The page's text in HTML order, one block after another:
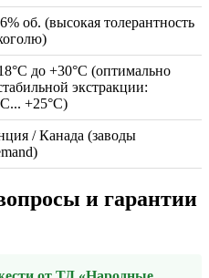
об. (высокая толерантность
до +30°C (оптимально
экстракции:
+25°C)
/ Канада (заводы
и гарантии